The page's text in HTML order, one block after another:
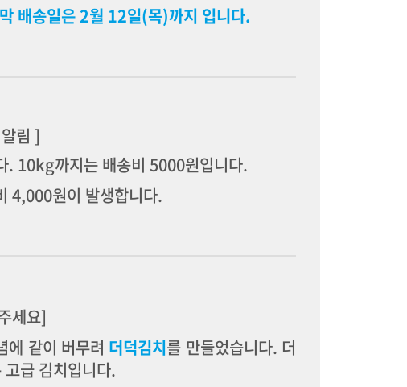
배송일은 2월 12일(목)까지 입니다.
림 ]
. 10kg까지는 배송비 5000원입니다.
4,000원이 발생합니다.
세요]
에 같이 버무려 더덕김치를 만들었습니다. 더
급 김치입니다.